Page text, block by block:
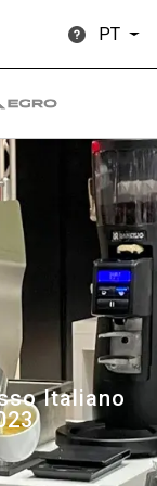
PT
Italiano
Descarregar Mais